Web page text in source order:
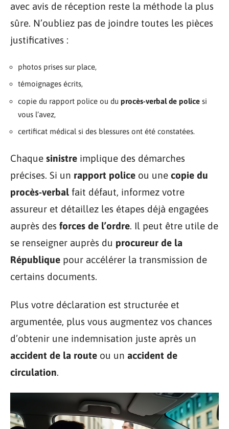
avec avis de réception reste la méthode la plus
sûre. N’oubliez pas de joindre toutes les pièces
justificatives :
photos prises sur place,
témoignages écrits,
copie du rapport police ou du procès-verbal de police si
vous l’avez,
certificat médical si des blessures ont été constatées.
Chaque sinistre implique des démarches
précises. Si un rapport police ou une copie du
procès-verbal fait défaut, informez votre
assureur et détaillez les étapes déjà engagées
auprès des forces de l’ordre. Il peut être utile de
se renseigner auprès du procureur de la
République pour accélérer la transmission de
certains documents.
Plus votre déclaration est structurée et
argumentée, plus vous augmentez vos chances
d’obtenir une indemnisation juste après un
accident de la route ou un accident de
circulation.